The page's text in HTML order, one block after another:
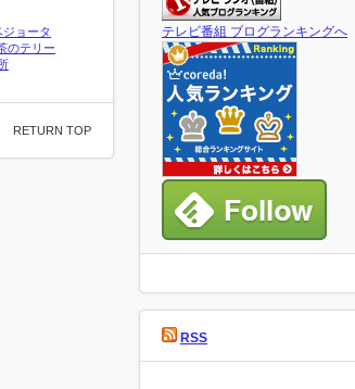
ジョータ
のテリー
RETURN TOP
テレビ番組 ブログランキングへ
RSS